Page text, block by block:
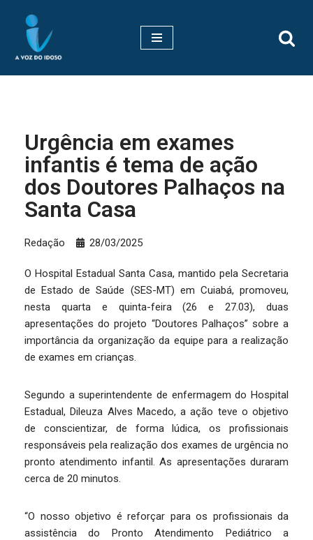
Pular
para
Urgência em exames
infantis é tema de ação
dos Doutores Palhaços na
Santa Casa
Redação 28/03/2025
O Hospital Estadual Santa Casa, mantido pela Secretaria
de Estado de Saúde (SES-MT) em Cuiabá, promoveu,
nesta quarta e quinta-feira (26 e 27.03), duas
apresentações do projeto “Doutores Palhaços” sobre a
importância da organização da equipe para a realização
de exames em crianças.
Segundo a superintendente de enfermagem do Hospital
Estadual, Dileuza Alves Macedo, a ação teve o objetivo
de conscientizar, de forma lúdica, os profissionais
responsáveis pela realização dos exames de urgência no
pronto atendimento infantil. As apresentações duraram
cerca de 20 minutos.
“O nosso objetivo é reforçar para os profissionais da
assistência do Pronto Atendimento Pediátrico a